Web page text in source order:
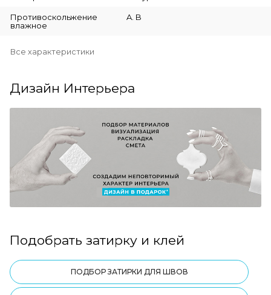
Противоскольжение
влажное
A. B
Все характеристики
Дизайн Интерьера
Подобрать затирку и клей
ПОДБОР ЗАТИРКИ ДЛЯ ШВОВ